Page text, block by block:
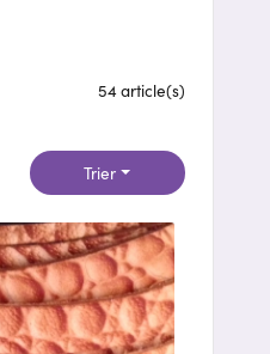
54 article(s)
Trier